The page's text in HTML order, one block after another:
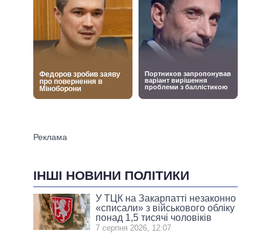
ІНШІ НОВИНИ ПОЛІТИКИ
У ТЦК на Закарпатті незаконно
«списали» з військового обліку
понад 1,5 тисячі чоловіків
7 серпня 2026, 12:07